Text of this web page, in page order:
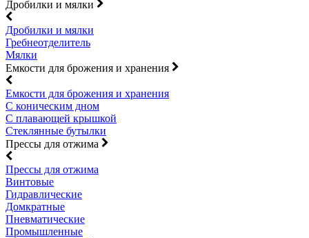
Дробилки и мялки
Дробилки и мялки
Гребнеотделитель
Мялки
Емкости для брожения и хранения
Емкости для брожения и хранения
С коническим дном
С плавающей крышкой
Стеклянные бутылки
Прессы для отжима
Прессы для отжима
Винтовые
Гидравлические
Домкратные
Пневматические
Промышленные